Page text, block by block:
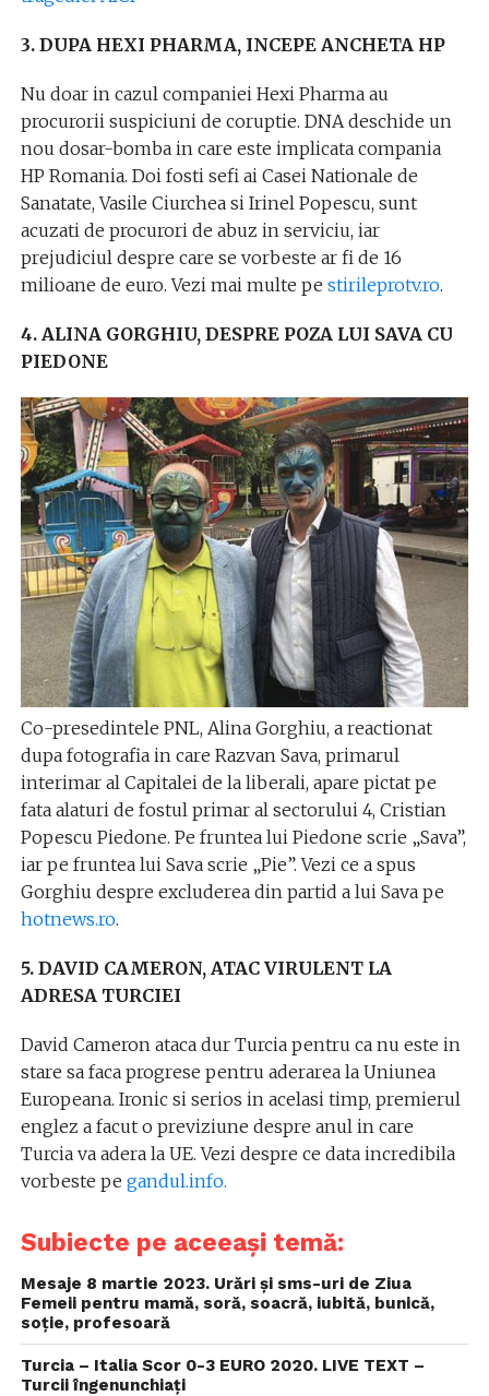
3. DUPA HEXI PHARMA, INCEPE ANCHETA HP
Nu doar in cazul companiei Hexi Pharma au
procurorii suspiciuni de coruptie. DNA deschide un
nou dosar-bomba in care este implicata compania
HP Romania. Doi fosti sefi ai Casei Nationale de
Sanatate, Vasile Ciurchea si Irinel Popescu, sunt
acuzati de procurori de abuz in serviciu, iar
prejudiciul despre care se vorbeste ar fi de 16
milioane de euro. Vezi mai multe pe stirileprotv.ro.
4. ALINA GORGHIU, DESPRE POZA LUI SAVA CU
PIEDONE
Co-presedintele PNL, Alina Gorghiu, a reactionat
dupa fotografia in care Razvan Sava, primarul
interimar al Capitalei de la liberali, apare pictat pe
fata alaturi de fostul primar al sectorului 4, Cristian
Popescu Piedone. Pe fruntea lui Piedone scrie „Sava”,
iar pe fruntea lui Sava scrie „Pie”. Vezi ce a spus
Gorghiu despre excluderea din partid a lui Sava pe
hotnews.ro.
5. DAVID CAMERON, ATAC VIRULENT LA
ADRESA TURCIEI
David Cameron ataca dur Turcia pentru ca nu este in
stare sa faca progrese pentru aderarea la Uniunea
Europeana. Ironic si serios in acelasi timp, premierul
englez a facut o previziune despre anul in care
Turcia va adera la UE. Vezi despre ce data incredibila
vorbeste pe gandul.info.
Subiecte pe aceeași temă:
Mesaje 8 martie 2023. Urări și sms-uri de Ziua
Femeii pentru mamă, soră, soacră, iubită, bunică,
soție, profesoară
Turcia – Italia Scor 0-3 EURO 2020. LIVE TEXT –
Turcii îngenunchiați